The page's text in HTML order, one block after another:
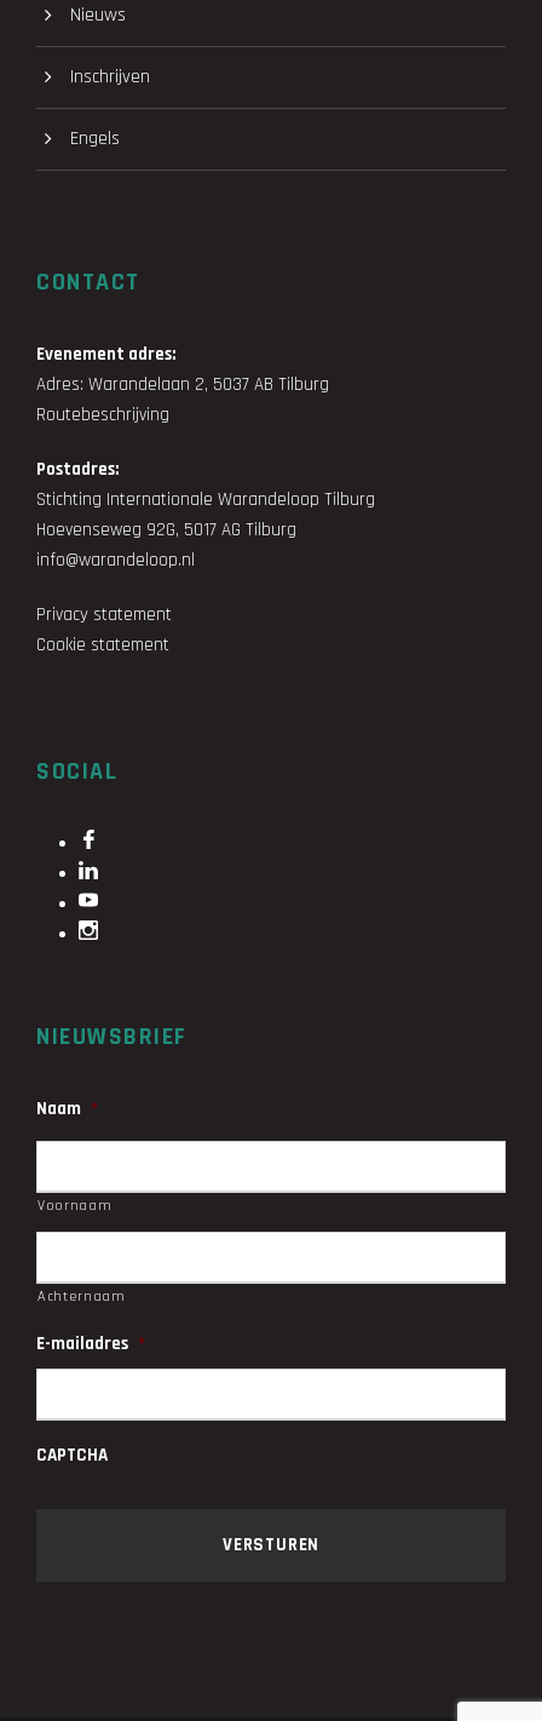
Nieuws
Inschrijven
Engels
CONTACT
Evenement adres:
Adres: Warandelaan 2, 5037 AB Tilburg
Routebeschrijving
Postadres:
Stichting Internationale Warandeloop Tilburg
Hoevenseweg 92G, 5017 AG Tilburg
info@warandeloop.nl
Privacy statement
Cookie statement
SOCIAL
NIEUWSBRIEF
Naam *
Voornaam
Achternaam
E-mailadres *
CAPTCHA